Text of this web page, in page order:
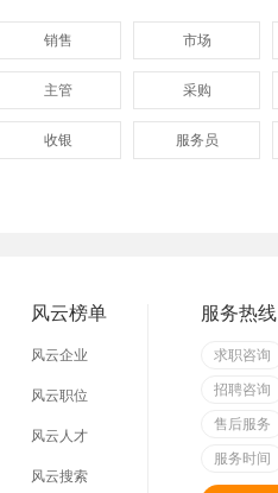
销售 市场
主管 采购
收银 服务员
风云榜单
风云企业
风云职位
风云人才
风云搜索
服务热线
求职咨询
招聘咨询
售后服务
服务时间